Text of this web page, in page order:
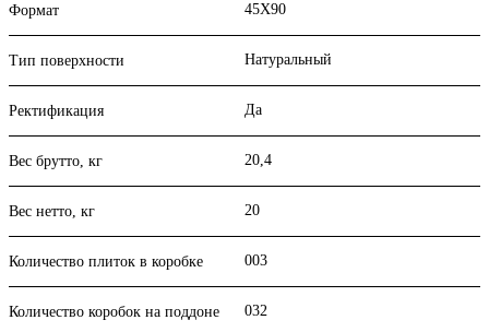
Формат 45X90
Тип поверхности Натуральный
Ректификация Да
Вес брутто, кг 20,4
Вес нетто, кг 20
Количество плиток в коробке 003
Количество коробок на поддоне 032